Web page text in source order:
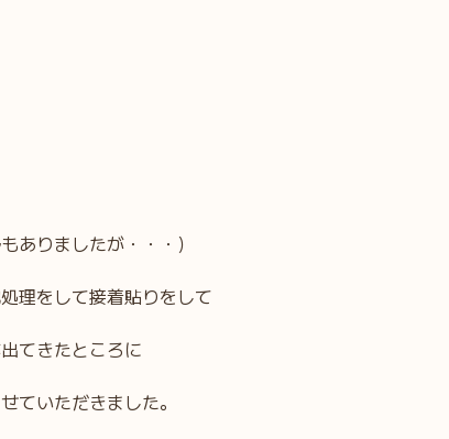
ありましたが・・・）
理をして接着貼りをして
てきたところに
ていただきました。